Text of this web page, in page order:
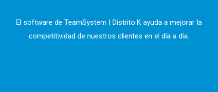
El software de TeamSystem | Distrito.K ayuda a mejorar la
competitividad de nuestros clientes en el día a día.